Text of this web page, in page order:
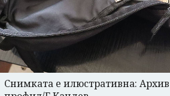
Снимката е илюстративна: